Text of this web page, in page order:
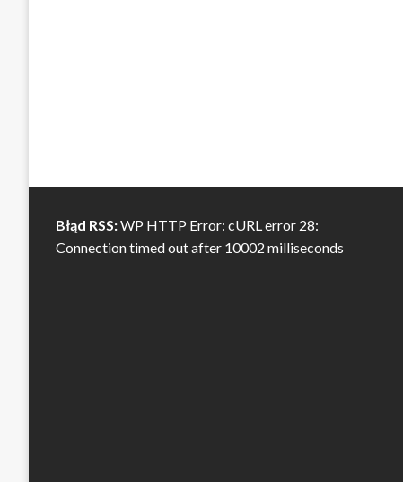
Błąd RSS:WP HTTP Error: cURL error 28:
Connection timed out after 10002 milliseconds